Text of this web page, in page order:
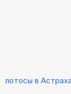
лотосы в